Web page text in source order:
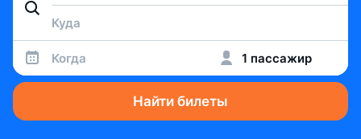
Когда 1 пассажир
Найти билеты